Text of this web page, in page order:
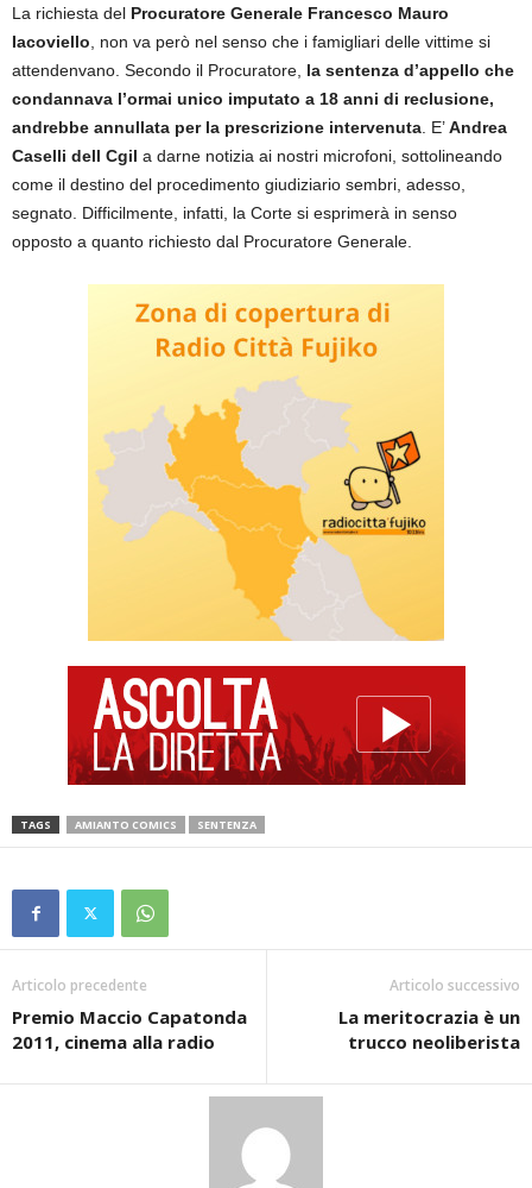
La richiesta del Procuratore Generale Francesco Mauro
Iacoviello , non va però nel senso che i famigliari delle vittime si
attendenvano. Secondo il Procuratore, la sentenza d’appello che
condannava l’ormai unico imputato a 18 anni di reclusione,
andrebbe annullata per la prescrizione intervenuta . E’Andrea
Caselli dell Cgil a darne notizia ai nostri microfoni, sottolineando
come il destino del procedimento giudiziario sembri, adesso,
segnato. Difficilmente, infatti, la Corte si esprimerà in senso
opposto a quanto richiesto dal Procuratore Generale.
TAGS AMIANTO COMICS SENTENZA
Articolo precedente
Premio Maccio Capatonda
2011, cinema alla radio
Articolo successivo
La meritocrazia è un
trucco neoliberista